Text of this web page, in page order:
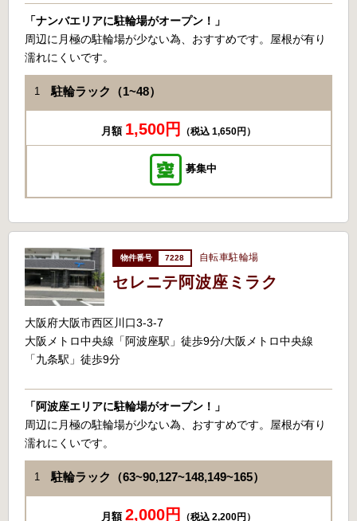
「ナンバエリアに駐輪場がオープン！」
周辺に月極の駐輪場が少ない為、おすすめです。屋根が有り
濡れにくいです。
1 駐輪ラック（1~48）
月額 1,500円 （税込 1,650円）
募集中
7228 自転車駐輪場
セレニテ阿波座ミラク
大阪府大阪市西区川口3-3-7
大阪メトロ中央線「阿波座駅」徒歩9分/大阪メトロ中央線
「九条駅」徒歩9分
「阿波座エリアに駐輪場がオープン！」
周辺に月極の駐輪場が少ない為、おすすめです。屋根が有り
濡れにくいです。
1 駐輪ラック（63~90,127~148,149~165）
月額 2,000円 （税込 2,200円）